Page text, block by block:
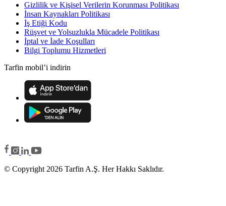
Gizlilik ve Kişisel Verilerin Korunması Politikası
İnsan Kaynakları Politikası
İş Etiği Kodu
Rüşvet ve Yolsuzlukla Mücadele Politikası
İptal ve İade Koşulları
Bilgi Toplumu Hizmetleri
Tarfin mobil’i indirin
© Copyright 2026 Tarfin A.Ş. Her Hakkı Saklıdır.